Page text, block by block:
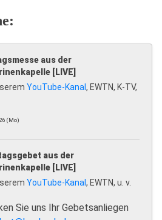
aus der
[LIVE]
YouTube-Kanal , EWTN, K-TV,
(Mo)
aus der
[LIVE]
YouTube-Kanal , EWTN, u. v.
Sie uns Ihr Gebetsanliegen